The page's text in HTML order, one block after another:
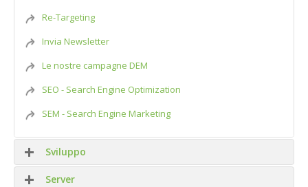
Re-Targeting
Invia Newsletter
Le nostre campagne DEM
SEO - Search Engine Optimization
SEM - Search Engine Marketing
Sviluppo
Server